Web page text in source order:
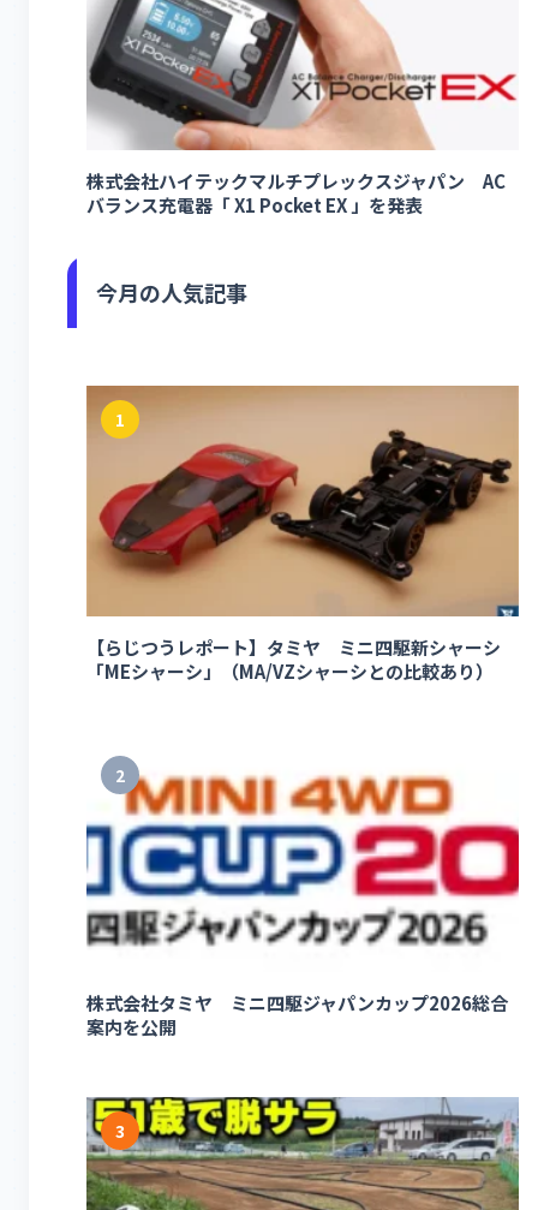
株式会社ハイテックマルチプレックスジャパン AC
バランス充電器「 X1 Pocket EX 」を発表
今月の人気記事
1
【らじつうレポート】タミヤ ミニ四駆新シャーシ
「MEシャーシ」（MA/VZシャーシとの比較あり）
2
株式会社タミヤ ミニ四駆ジャパンカップ2026総合
案内を公開
3